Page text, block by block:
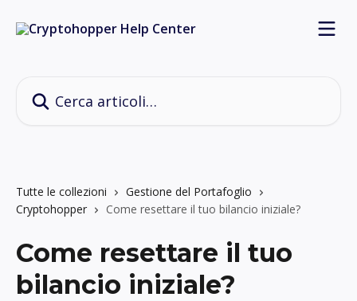
Tutte le collezioni
Gestione del Portafoglio
Cryptohopper
Come resettare il tuo bilancio iniziale?
Come resettare il tuo
bilancio iniziale?